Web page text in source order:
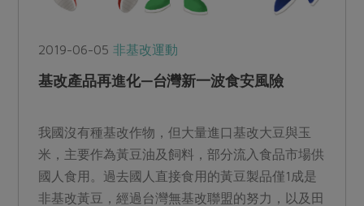
2019-06-05非基改運動
基改產品再進化—台灣新一波食安風險
我國沒有種基改作物，但大量進口基改大豆與玉
米，主要作為黃豆油及飼料，部分流入食品市場供
國人食用。過去國人直接食用的黃豆製品僅1成是
非基改黃豆，經過台灣無基改聯盟的努力，以及田